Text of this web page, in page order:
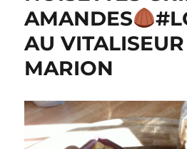
AMANDES
AU
MARION